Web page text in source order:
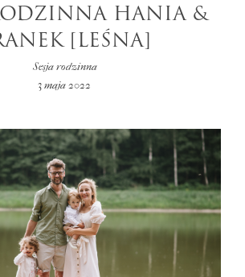
HANIA &
[LEŚNA]
Sesja rodzinna
3 maja 2022